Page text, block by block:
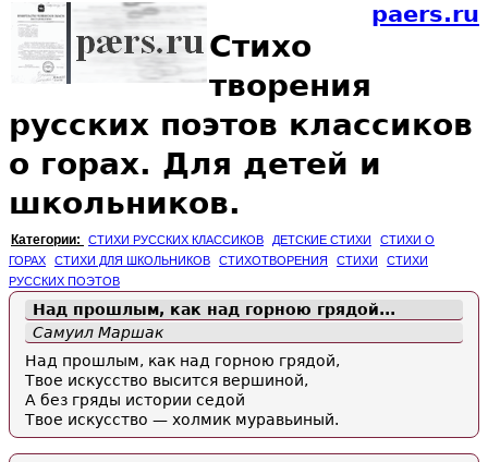
paers.ru
Стихо
творения
русских поэтов классиков
о горах. Для детей и
школьников.
Категории: СТИХИ РУССКИХ КЛАССИКОВ ДЕТСКИЕ СТИХИ
СТИХИ О
ГОРАХ
СТИХИ ДЛЯ ШКОЛЬНИКОВ СТИХОТВОРЕНИЯ СТИХИ
СТИХИ
РУССКИХ ПОЭТОВ
Над прошлым, как над горною грядой...
Самуил Маршак
Над прошлым, как над горною грядой,
Твое искусство высится вершиной,
А без гряды истории седой
Твое искусство — холмик муравьиный.